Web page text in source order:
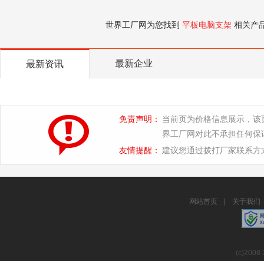
世界工厂网为您找到 平板电脑支架 相关产
最新资讯 最新企业
免责声明：
当前页为价格信息展示，
界工厂网对此不承担任何保
友情提醒： 建议您通过拨打厂家联系
网站首页 关于我们